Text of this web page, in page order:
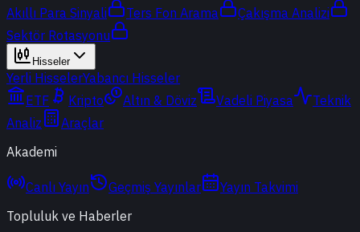
Akıllı Para Sinyali
Ters Fon Arama
Çakışma Analizi
Sektör Rotasyonu
Hisseler
Yerli HisselerYabancı Hisseler
ETF
Kripto Altın & Döviz Vadeli Piyasa
Teknik
Analiz
Araçlar
Akademi
Canlı Yayın Geçmiş Yayınlar
Yayın Takvimi
Topluluk ve Haberler